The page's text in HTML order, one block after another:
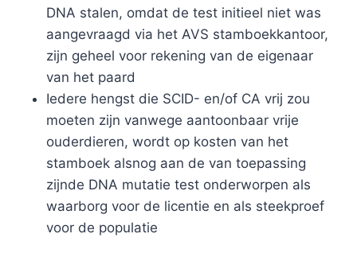
DNA stalen, omdat de test initieel niet was
aangevraagd via het AVS stamboekkantoor,
zijn geheel voor rekening van de eigenaar
van het paard
Iedere hengst die SCID- en/of CA vrij zou
moeten zijn vanwege aantoonbaar vrije
ouderdieren, wordt op kosten van het
stamboek alsnog aan de van toepassing
zijnde DNA mutatie test onderworpen als
waarborg voor de licentie en als steekproef
voor de populatie